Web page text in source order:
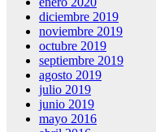
diciembre 2019
noviembre 2019
octubre 2019
septiembre 2019
agosto 2019
julio 2019
junio 2019
mayo 2016